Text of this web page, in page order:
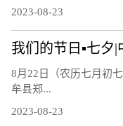
2023-08-23
8月22日（农历七月初
牟县郑...
2023-08-23